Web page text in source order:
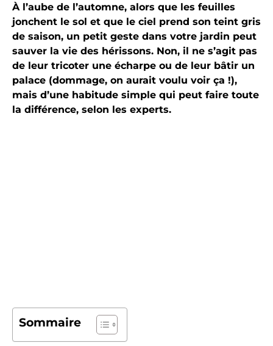
À l’aube de l’automne, alors que les feuilles
jonchent le sol et que le ciel prend son teint gris
de saison, un petit geste dans votre jardin peut
sauver la vie des hérissons. Non, il ne s’agit pas
de leur tricoter une écharpe ou de leur bâtir un
palace (dommage, on aurait voulu voir ça !),
mais d’une habitude simple qui peut faire toute
la différence, selon les experts.
Sommaire